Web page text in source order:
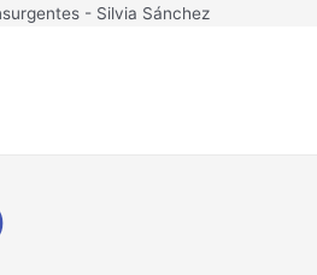
- Silvia SánchezIr